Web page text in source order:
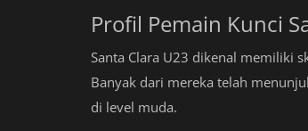
Profil Pemain Kunci
Santa Clara U23 dikenal memiliki
Banyak dari mereka telah
di level muda.